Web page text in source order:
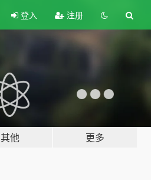
登入 注册
其他 更多